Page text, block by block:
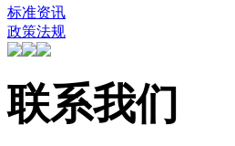
标准资讯
政策法规
联系我们